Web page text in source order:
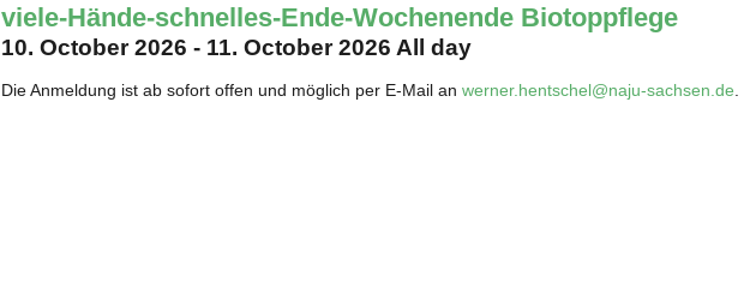
viele-Hände-schnelles-Ende-Wochenende Biotoppflege
10. October 2026 - 11. October 2026 All day
Die Anmeldung ist ab sofort offen und möglich per E-Mail an werner.hentschel@naju-sachsen.de